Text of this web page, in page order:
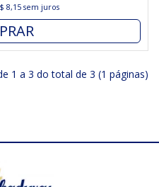
8,15sem juros
1 a 3 do total de 3 (1 páginas)